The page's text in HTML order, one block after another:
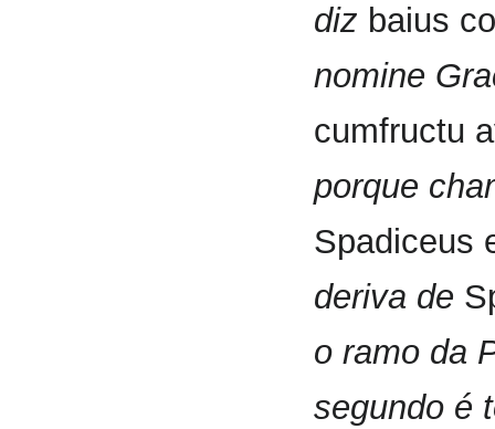
diz baius
nomine
cumfructu
porque
Spadiceus
deriva de
o ramo da
segundo é